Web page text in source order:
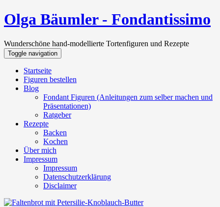
Olga Bäumler - Fondantissimo
Wunderschöne hand-modellierte Tortenfiguren und Rezepte
Toggle navigation
Startseite
Figuren bestellen
Blog
Fondant Figuren (Anleitungen zum selber machen und
Präsentationen)
Ratgeber
Rezepte
Backen
Kochen
Über mich
Impressum
Impressum
Datenschutzerklärung
Disclaimer